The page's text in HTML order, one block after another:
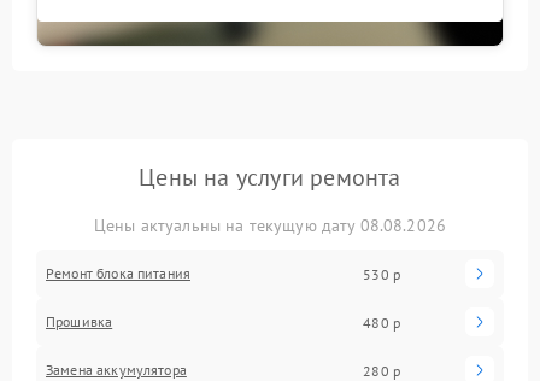
Цены на услуги ремонта
Цены актуальны на текущую дату 08.08.2026
Ремонт блока питания 530 р
Прошивка 480 р
Замена аккумулятора 280 р